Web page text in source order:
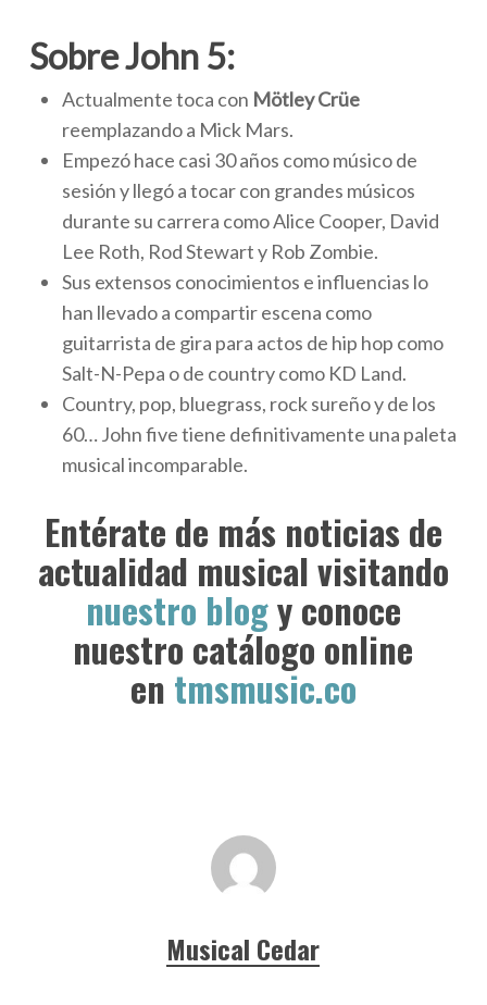
Sobre John 5:
Actualmente toca con Mötley Crüe
reemplazando a Mick Mars.
Empezó hace casi 30 años como músico de
sesión y llegó a tocar con grandes músicos
durante su carrera como Alice Cooper, David
Lee Roth, Rod Stewart y Rob Zombie.
Sus extensos conocimientos e influencias lo
han llevado a compartir escena como
guitarrista de gira para actos de hip hop como
Salt-N-Pepa o de country como KD Land.
Country, pop, bluegrass, rock sureño y de los
60… John five tiene definitivamente una paleta
musical incomparable.
Entérate de más noticias de
actualidad musical visitando
nuestro blogy conoce
nuestro catálogo online
en tmsmusic.co
Musical Cedar